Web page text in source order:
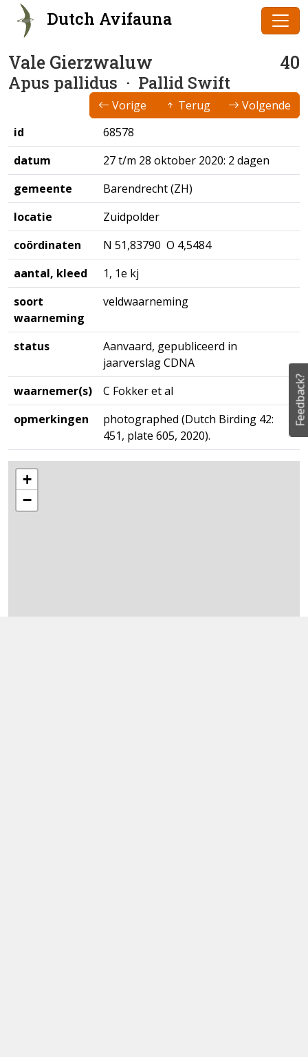
Dutch Avifauna
Vale Gierzwaluw 40
Apus pallidus · Pallid Swift
Vorige Terug
Volgende
id
68578
datum
27 t/m 28 oktober 2020: 2 dagen
gemeente
Barendrecht (ZH)
locatie
Zuidpolder
coördinaten
N 51,83790 O 4,5484
aantal, kleed
1, 1e kj
soort
waarneming
veldwaarneming
status
Aanvaard, gepubliceerd in
jaarverslag CDNA
waarnemer(s)
C Fokker et al
opmerkingen
photographed (Dutch Birding 42:
451, plate 605, 2020).
+
−
Feedback?